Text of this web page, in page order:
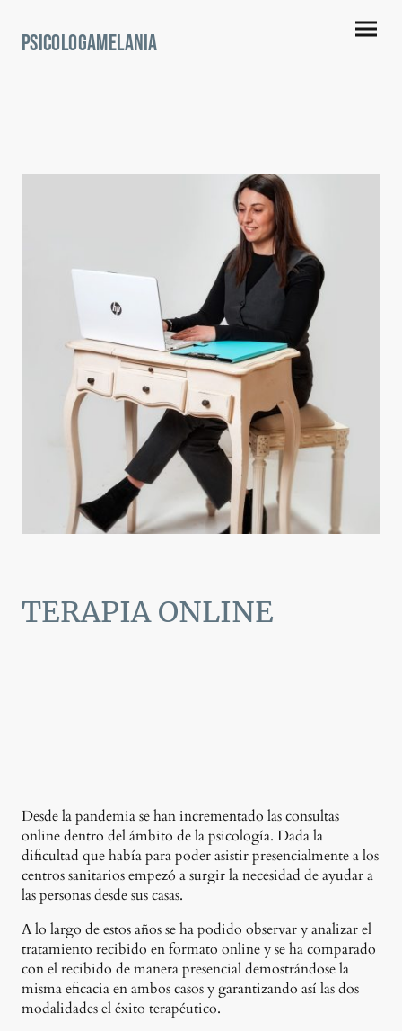
psicOlogamelania
TERAPIA ONLINE
Desde la pandemia se han incrementado las consultas
online dentro del ámbito de la psicología. Dada la
dificultad que había para poder asistir presencialmente a los
centros sanitarios empezó a surgir la necesidad de ayudar a
las personas desde sus casas.
A lo largo de estos años se ha podido observar y analizar el
tratamiento recibido en formato online y se ha comparado
con el recibido de manera presencial demostrándose la
misma eficacia en ambos casos y garantizando así las dos
modalidades el éxito terapéutico.